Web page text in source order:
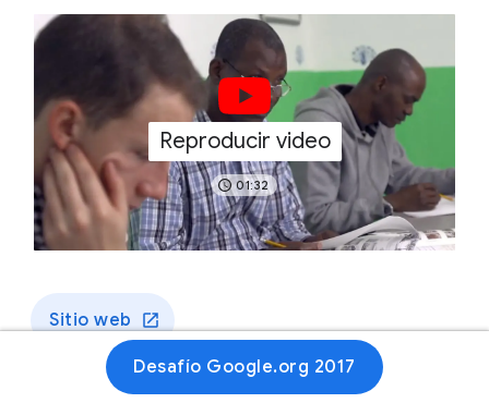
Reproducir video
01:32
Sitio web
Desafío Google.org 2017